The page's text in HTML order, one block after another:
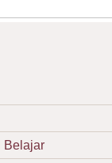
Belajar